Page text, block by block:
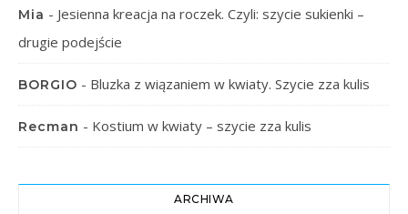
Mia - Jesienna kreacja na roczek. Czyli: szycie sukienki –
drugie podejście
BORGIO - Bluzka z wiązaniem w kwiaty. Szycie zza kulis
Recman - Kostium w kwiaty – szycie zza kulis
ARCHIWA